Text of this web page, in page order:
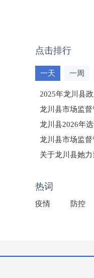
点击排行
一天 一周
2025年龙川县
龙川县市场监
龙川县2026年
龙川县市场监
（龙市监罚送告
关于龙川县她
热词
疫情 防控